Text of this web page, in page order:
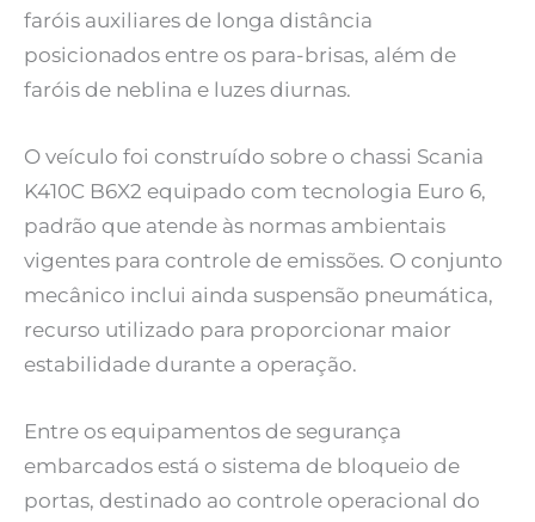
faróis auxiliares de longa distância
posicionados entre os para-brisas, além de
faróis de neblina e luzes diurnas.
O veículo foi construído sobre o chassi Scania
K410C B6X2 equipado com tecnologia Euro 6,
padrão que atende às normas ambientais
vigentes para controle de emissões. O conjunto
mecânico inclui ainda suspensão pneumática,
recurso utilizado para proporcionar maior
estabilidade durante a operação.
Entre os equipamentos de segurança
embarcados está o sistema de bloqueio de
portas, destinado ao controle operacional do